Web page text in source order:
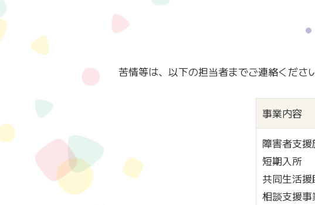
苦情等は、以下の担当者までご連絡ください
事業内容
障害者支
短期入所
共同生活援
相談支援事